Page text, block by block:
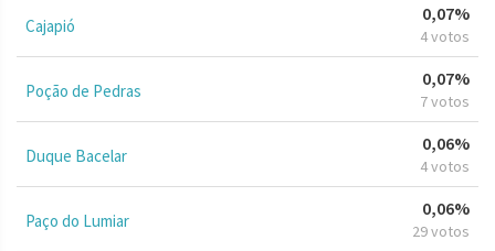
Cajapió
0,07%
4 votos
Poção de Pedras
0,07%
7 votos
Duque Bacelar
0,06%
4 votos
Paço do Lumiar
0,06%
29 votos